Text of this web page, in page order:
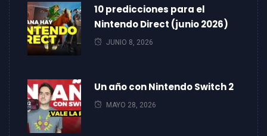
10 predicciones para el
Nintendo Direct (junio 2026)
JUNIO 8, 2026
Un año con Nintendo Switch 2
MAYO 28, 2026